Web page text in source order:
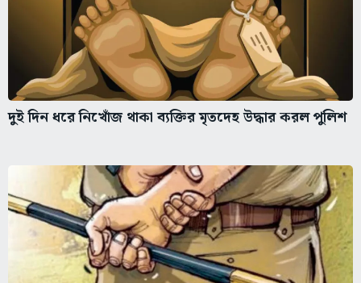
দুই দিন ধরে নিখোঁজ থাকা ব্যক্তির মৃতদেহ উদ্ধার করল পুলিশ